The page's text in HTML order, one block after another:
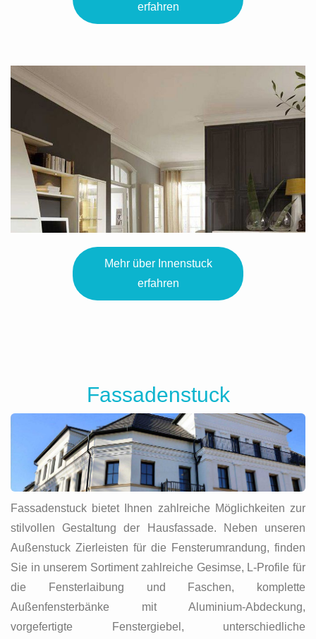
erfahren
Mehr über Innenstuck
erfahren
Fassadenstuck
Fassadenstuck bietet Ihnen zahlreiche Möglichkeiten zur
stilvollen Gestaltung der Hausfassade. Neben unseren
Außenstuck Zierleisten für die Fensterumrandung, finden
Sie in unserem Sortiment zahlreiche Gesimse, L-Profile für
die Fensterlaibung und Faschen, komplette
Außenfensterbänke mit Aluminium-Abdeckung,
vorgefertigte Fenstergiebel, unterschiedliche